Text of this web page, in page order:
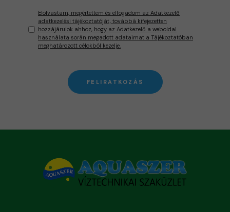
Elolvastam, megértettem és elfogadom az Adatkezelő
adatkezelési tájékoztatóját, továbbá kifejezetten
hozzájárulok ahhoz, hogy az Adatkezelő a weboldal
használata során megadott adataimat a Tájékoztatóban
meghatározott célokból kezelje.
FELIRATKOZÁS